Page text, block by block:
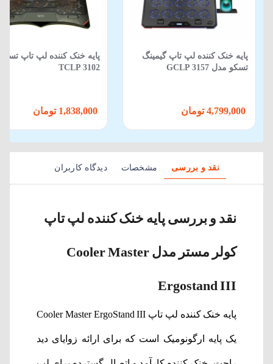
پایه خنک کننده لپ تاپ گیمینگ
تسکو مدل GCLP 3157
پایه خنک کننده لپ تاپ
TCLP 3102
نقد و بررسی مشخصات دیدگاه کاربران
نقد و بررسی پایه خنک کننده لپ تاپ
کولر مستر مدل Cooler Master
Ergostand III
پایه خنک کننده لپ تاپ Cooler Master ErgoStand III
یک پایه ارگونومیک است که برای ارائه زوایای دید